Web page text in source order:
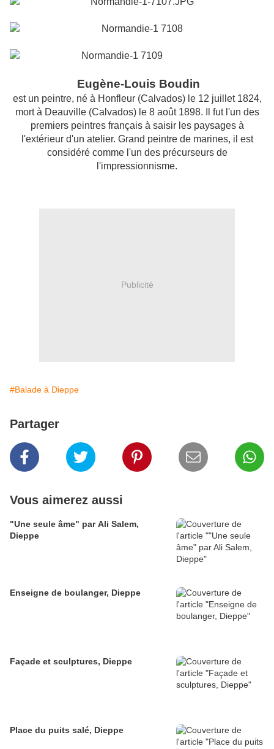
Eugène-Louis Boudin
est un peintre, né à Honfleur (Calvados) le 12 juillet 1824,
mort à Deauville (Calvados) le 8 août 1898. Il fut l'un des
premiers peintres français à saisir les paysages à
l'extérieur d'un atelier. Grand peintre de marines, il est
considéré comme l'un des précurseurs de
l'impressionnisme.
Publicité
#Balade à Dieppe
Partager
Vous aimerez aussi
"Une seule âme" par Ali Salem,
Dieppe
Enseigne de boulanger, Dieppe
Façade et sculptures, Dieppe
Place du puits salé, Dieppe